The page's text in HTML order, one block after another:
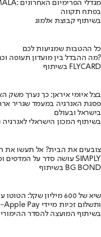
בפתח תקווה
בשיתוף קבוצת אלמוג
כל ההטבות שמגיעות לכם
מה ההבדל בין מועדון תעופה וכרטיס אשראי?
בשיתוף FLYCARD
בצל איומי איראן: כך נערך משק
פסגת האנרגיה במעמד שגריר
בישראל ובעולם
בשיתוף המכון הישראלי לאנרגיה
צובעים את הבית? אל תעשו את
מומחה BG BOND עושה סדר על המדפים ומציג את מותג הצבע SIMPLY
בשיתוף BG BOND
שיא של 600 מיליון שקל: הטוטו עושה מהפיכה
יחסי הימור משופרים, הפקדות ב-Apple Pay ותשלום זכיות מיידי
בשיתוף המועצה להסדר